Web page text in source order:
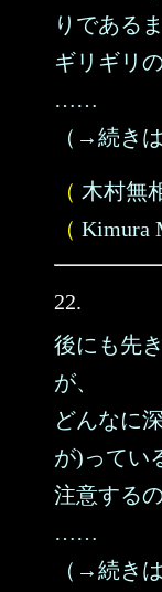
りである
ギリギリ
……
（→続き
（ 木村無
（ Kimura
22.
後にも先
が、
どんなに
が)ってい
注意する
……
（→続き